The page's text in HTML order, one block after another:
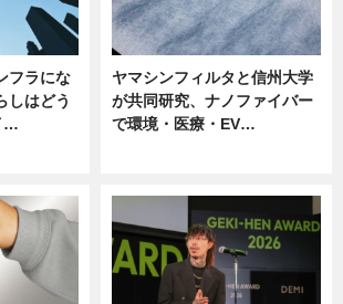
フラにな
はどう
…
ヤマシンフィルタと信州大学
が共同研究、ナノファイバー
で環境・医療・EV…